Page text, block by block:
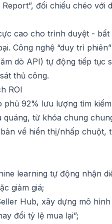
đối chiếu chéo
cao cho trình duyệt -
Công nghệ “duy trì
dò API) tự động tiếp tục
thủ công.
ROI
phủ 92% lưu lượng tìm
từ khóa chung
về hiển thị/nhấp chuột,
learning tự động nhận
giảm giá;
Hub, xây dựng mô
đổi tỷ lệ mua lại”;